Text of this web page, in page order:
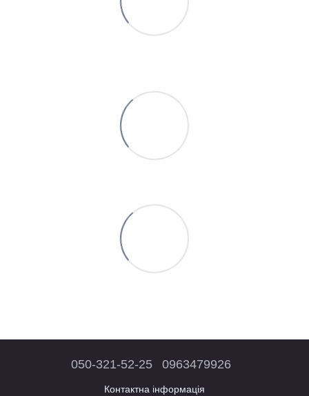
050-321-52-25 0963479926
Контактна інформація